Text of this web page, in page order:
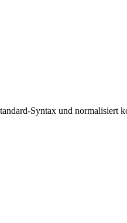
Syntax und normalisiert